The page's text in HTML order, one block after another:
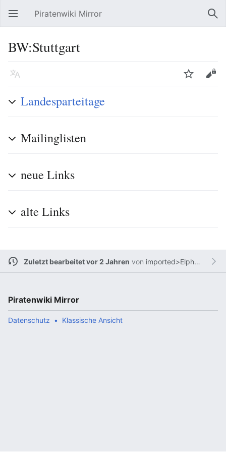
Hauptmenü öffnen Piratenwiki Mirror
BW:Stuttgart
Sprache Beobachten Bearbeiten
Landesparteitage
Mailinglisten
neue Links
alte Links
Zuletzt bearbeitet vor 2 Jahren von imported>Elphaba
Piratenwiki Mirror
Datenschutz Klassische Ansicht